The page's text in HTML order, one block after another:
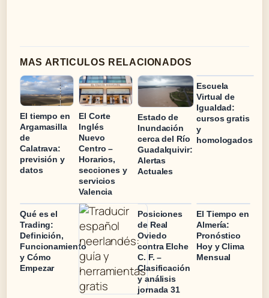
MAS ARTICULOS RELACIONADOS
El tiempo en
Argamasilla
de
Calatrava:
previsión y
datos
El Corte
Inglés
Nuevo
Centro –
Horarios,
secciones y
servicios
Valencia
Estado de
Inundación
cerca del Río
Guadalquivir:
Alertas
Actuales
Escuela
Virtual de
Igualdad:
cursos gratis
y
homologados
Qué es el
Trading:
Definición,
Funcionamiento
y Cómo
Empezar
Posiciones
de Real
Oviedo
contra Elche
C. F. –
Clasificación
y análisis
jornada 31
El Tiempo en
Almería:
Pronóstico
Hoy y Clima
Mensual